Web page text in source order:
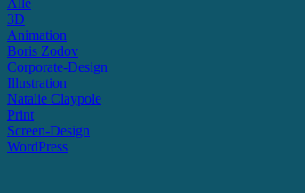
Alle
3D
Animation
Boris Zodov
Corporate-Design
Illustration
Natalie Claypole
Print
Screen-Design
WordPress